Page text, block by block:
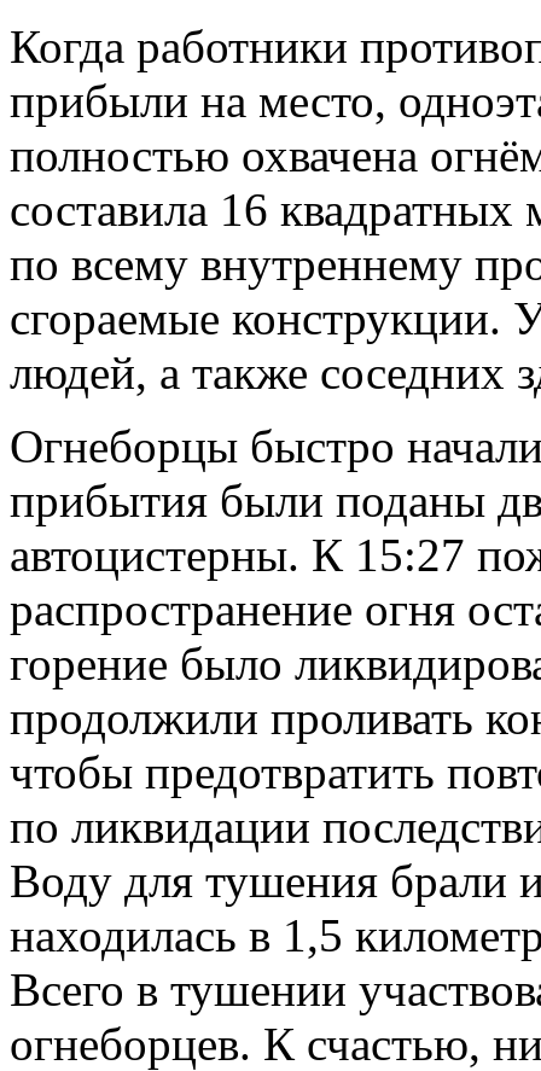
Когда работники
прибыли на место,
полностью охвачена
составила 16 квадратных
по всему внутреннему
сгораемые конструкции.
людей, а также соседних
Огнеборцы быстро
прибытия были поданы
автоцистерны. К 15:27
распространение огня
горение было
продолжили проливать
чтобы предотвратить
по ликвидации
Воду для тушения брали
находилась в 1,5
Всего в тушении
огнеборцев. К счастью,